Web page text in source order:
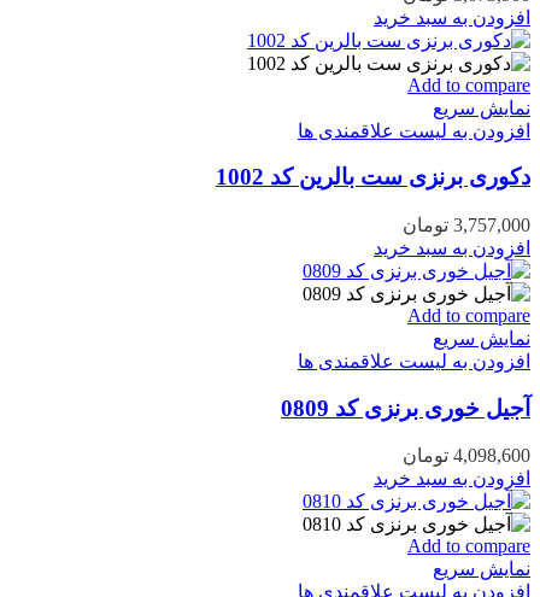
افزودن به سبد خرید
Add to compare
نمایش سریع
افزودن به لیست علاقمندی ها
دکوری برنزی ست بالرین کد 1002
3,757,000 تومان
افزودن به سبد خرید
Add to compare
نمایش سریع
افزودن به لیست علاقمندی ها
آجیل خوری برنزی کد 0809
4,098,600 تومان
افزودن به سبد خرید
Add to compare
نمایش سریع
افزودن به لیست علاقمندی ها